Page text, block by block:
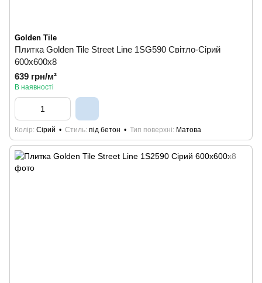
Golden Tile
Плитка Golden Tile Street Line 1SG590 Світло-Сірий
600x600x8
639 грн/м²
В наявності
Колір Сірий Стиль під бетон Тип поверхні Матова